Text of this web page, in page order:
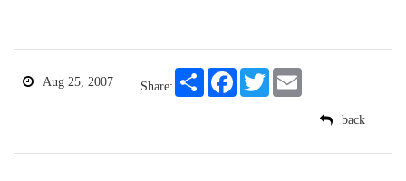
Aug 25, 2007 Share:
Share FacebookTwitterEmail
back